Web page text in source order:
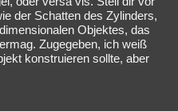
der Schatten des Zylinders,
Objektes, das
Zugegeben, ich weiß
konstruieren sollte, aber